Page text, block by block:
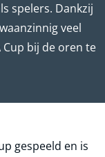
spelers. Dankzij
veel
bij de oren te
gespeeld en is